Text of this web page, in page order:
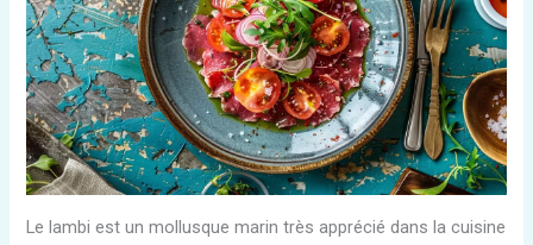
Le lambi est un mollusque marin très apprécié dans la cuisine